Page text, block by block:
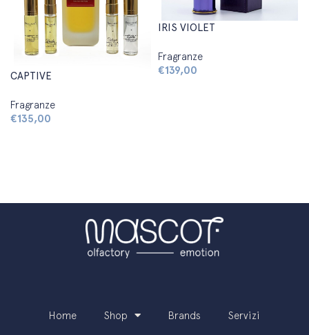
CAPTIVE
Fragranze
€135,00
IRIS VIOLET
Fragranze
€139,00
Home Shop Brands Servizi